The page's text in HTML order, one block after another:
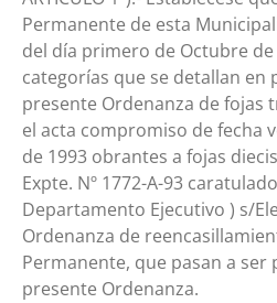
Permanente de esta
del día primero de Octubre de
categorías que se detallan en
presente Ordenanza de fojas
el acta compromiso de fecha
de 1993 obrantes a fojas
Expte. Nº 1772-A-93
Departamento Ejecutivo ) s/
Ordenanza de
Permanente, que pasan a
presente Ordenanza.